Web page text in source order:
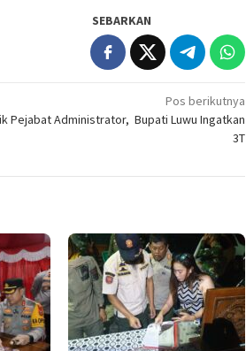
SEBARKAN
Pos berikutnya
Pejabat Administrator, Bupati Luwu Ingatkan
3T